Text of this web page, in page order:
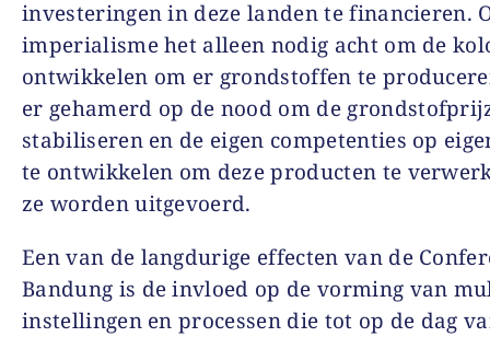
investeringen in deze landen te financieren.
imperialisme het alleen nodig acht om de
ontwikkelen om er grondstoffen te
er gehamerd op de nood om de
stabiliseren en de eigen competenties op
te ontwikkelen om deze producten te
ze worden uitgevoerd.
Een van de langdurige effecten van de
Bandung is de invloed op de vorming van
instellingen en processen die tot op de dag